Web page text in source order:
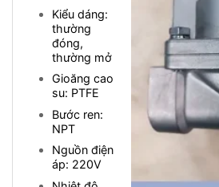
Kiểu dáng:
thường
đóng,
thường mở
Gioăng cao
su: PTFE
Bước ren:
NPT
Nguồn điện
áp: 220V